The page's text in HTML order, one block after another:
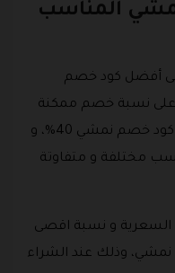
المناسب
أفضل كود خصم
نسبة خصم ممكنة
أو فتاة ومن أبرز أكواد الموقع نذكر كود خصم نمشي 40%، و
مختلفة و متفاوتة
السعرية و نسبة اقصى
نمشي، وذلك عند الشراء